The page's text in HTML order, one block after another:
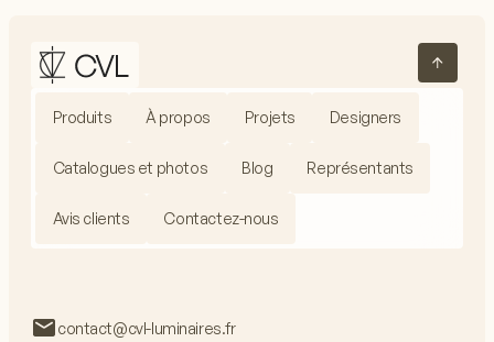
Produits À propos Projets Designers
Catalogues et photos Blog Représentants
Avis clients Contactez-nous
contact@cvl-luminaires.fr